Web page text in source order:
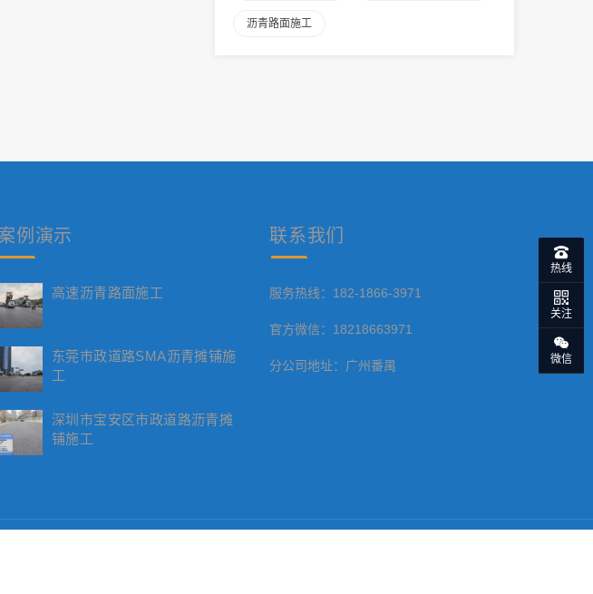
沥青路面施工
例 演示
高速沥青路面施工
东莞市政道路SMA沥青摊铺施
工
深圳市宝安区市政道路沥青摊
铺施工
联系我们
服务热线：182-1866-3971
官方微信：18218663971
分公司地址：广州番禺
热线
关注
微信